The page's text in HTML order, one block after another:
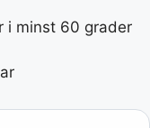
i minst 60 grader